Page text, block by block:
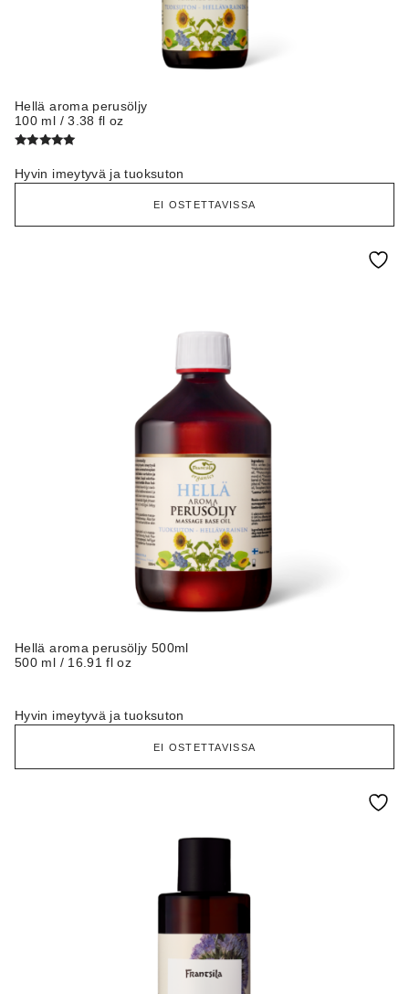
Hellä aroma perusöljy
100 ml / 3.38 fl oz
tuotteesta:
5.00/ 5
Hyvin imeytyvä ja tuoksuton
EI OSTETTAVISSA
Hellä aroma perusöljy 500ml
500 ml / 16.91 fl oz
Hyvin imeytyvä ja tuoksuton
EI OSTETTAVISSA